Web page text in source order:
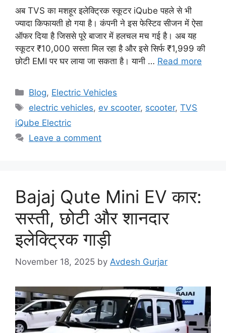
अब TVS का मशहूर इलेक्ट्रिक स्कूटर iQube पहले से भी
ज्यादा किफायती हो गया है। कंपनी ने इस फेस्टिव सीजन में ऐसा
ऑफर दिया है जिससे पूरे बाजार में हलचल मच गई है। अब यह
स्कूटर ₹10,000 सस्ता मिल रहा है और इसे सिर्फ ₹1,999 की
छोटी EMI पर घर लाया जा सकता है। यानी … Read more
Categories
Blog, Electric Vehicles
Tags
electric vehicles, ev scooter, scooter,TVS
iQube Electric
Leave a comment
Bajaj Qute Mini EV कार:
सस्ती, छोटी और शानदार
इलेक्ट्रिक गाड़ी
November 18, 2025 by Avdesh Gurjar